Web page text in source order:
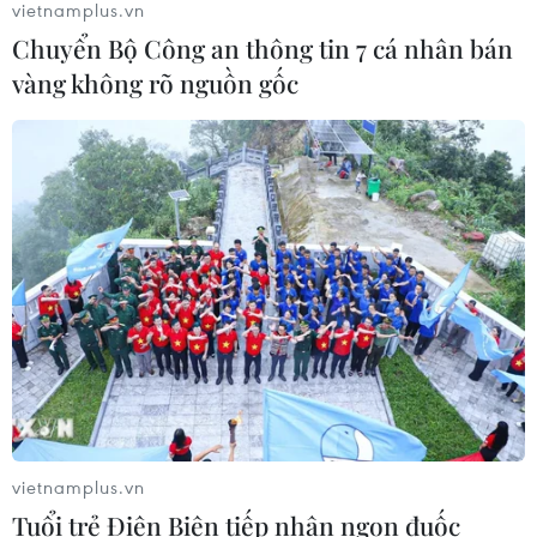
Đề xuất 5 nhóm chính sách sửa đổi
Luật Trưng mua, trưng dụng tài sản
04/08/2026 11:56
Xem thêm
CƠ QUAN CHỦ QUẢN: THÔNG TẤN XÃ VIỆT NAM
Tổng Biên tập: TRẦN TIẾN DUẨN
THỦY
vietnamplus.vn
Chuyển Bộ Công an thông tin 7 cá nhân bán
vàng không rõ nguồn gốc
vietnamplus.vn
Tuổi trẻ Điện Biên tiếp nhận ngọn đuốc